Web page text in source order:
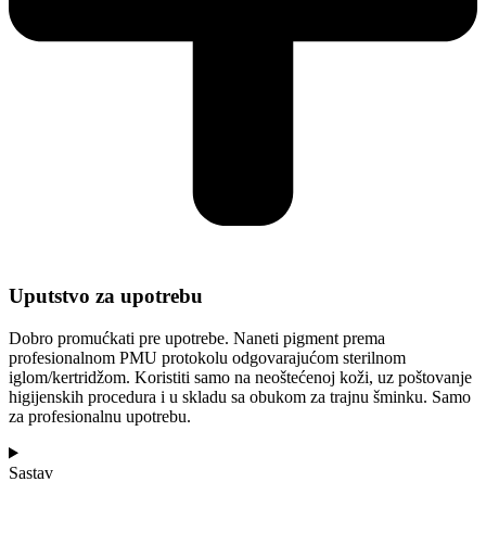
Uputstvo za upotrebu
Dobro promućkati pre upotrebe. Naneti pigment prema
profesionalnom PMU protokolu odgovarajućom sterilnom
iglom/kertridžom. Koristiti samo na neoštećenoj koži, uz poštovanje
higijenskih procedura i u skladu sa obukom za trajnu šminku. Samo
za profesionalnu upotrebu.
Sastav